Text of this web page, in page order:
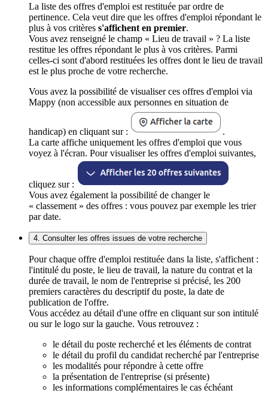
La liste des offres d'emploi est restituée par ordre de
pertinence. Cela veut dire que les offres d'emploi répondant le
plus à vos critères s'affichent en premier.
Vous avez renseigné le champ « Lieu de travail » ? La liste
restitue les offres répondant le plus à vos critères. Parmi
celles-ci sont d'abord restituées les offres dont le lieu de travail
est le plus proche de votre recherche.
Vous avez la possibilité de visualiser ces offres d'emploi via
Mappy (non accessible aux personnes en situation de
handicap) en cliquant sur :
.
La carte affiche uniquement les offres d'emploi que vous
voyez à l'écran. Pour visualiser les offres d'emploi suivantes,
cliquez sur :
Vous avez également la possibilité de changer le
« classement » des offres : vous pouvez par exemple les trier
par date.
4. Consulter les offres issues de votre recherche
Pour chaque offre d'emploi restituée dans la liste, s'affichent :
l'intitulé du poste, le lieu de travail, la nature du contrat et la
durée de travail, le nom de l'entreprise si précisé, les 200
premiers caractères du descriptif du poste, la date de
publication de l'offre.
Vous accédez au détail d'une offre en cliquant sur son intitulé
ou sur le logo sur la gauche. Vous retrouvez :
le détail du poste recherché et les éléments de contrat
le détail du profil du candidat recherché par l'entreprise
les modalités pour répondre à cette offre
la présentation de l'entreprise (si présente)
les informations complémentaires le cas échéant